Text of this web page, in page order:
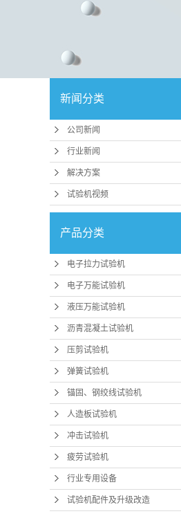
新闻分类
公司新闻
行业新闻
解决方案
试验机视频
产品分类
电子拉力试验机
电子万能试验机
液压万能试验机
沥青混凝土试验机
压剪试验机
弹簧试验机
锚固、钢绞线试验机
人造板试验机
冲击试验机
疲劳试验机
行业专用设备
试验机配件及升级改造